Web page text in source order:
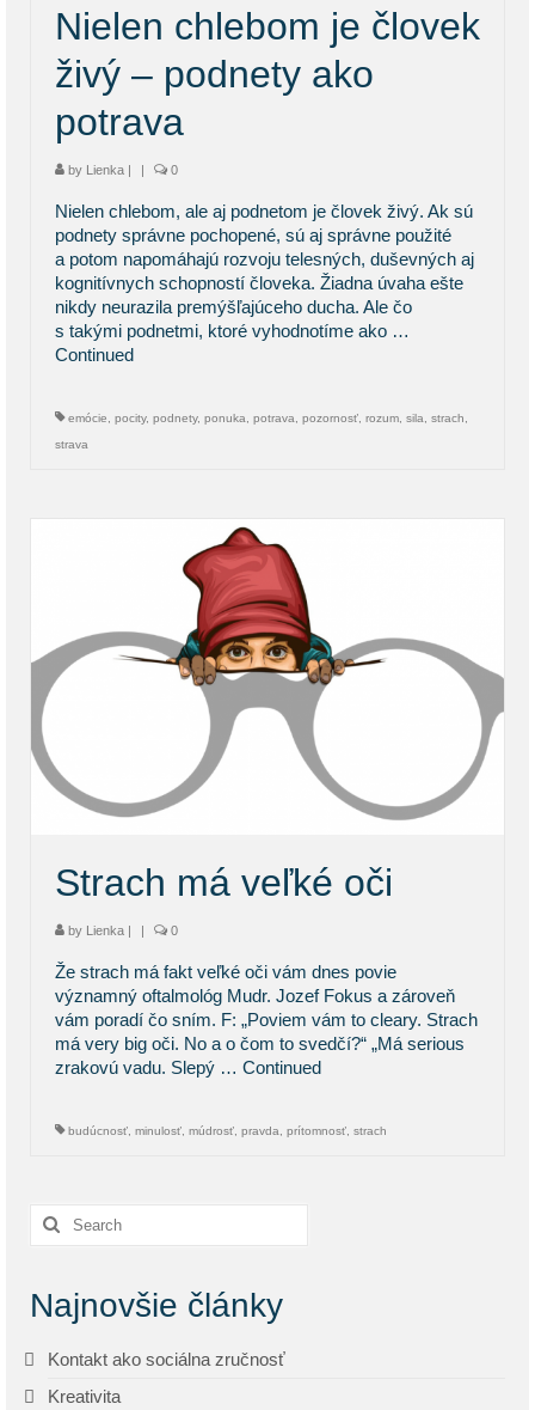
Nielen chlebom je človek
živý – podnety ako
potrava
by Lienka | | 0
Nielen chlebom, ale aj podnetom je človek živý. Ak sú
podnety správne pochopené, sú aj správne použité
a potom napomáhajú rozvoju telesných, duševných aj
kognitívnych schopností človeka. Žiadna úvaha ešte
nikdy neurazila premýšľajúceho ducha. Ale čo
s takými podnetmi, ktoré vyhodnotíme ako …
Continued
emócie pocity, podnety, ponuka potrava pozornosť rozum sila strach
strava
Strach má veľké oči
by Lienka | | 0
Že strach má fakt veľké oči vám dnes povie
významný oftalmológ Mudr. Jozef Fokus a zároveň
vám poradí čo sním. F: „Poviem vám to cleary. Strach
má very big oči. No a o čom to svedčí?“ „Má serious
zrakovú vadu. Slepý … Continued
budúcnosť minulosť múdrosť pravda prítomnosť strach
Search
for:
Najnovšie články
Kontakt ako sociálna zručnosť
Kreativita